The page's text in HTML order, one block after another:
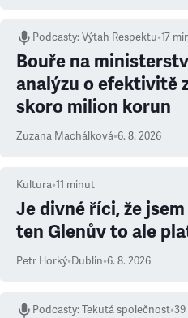
Podcasty:Výtah Respektu•17
Bouře na
analýzu o efektivitě
skoro milion korun
Zuzana Machálková•6. 8. 2026
Kultura•11 minut
Je divné říci, že
ten Glenův to ale
Petr Horký•Dublin•6. 8. 2026
Podcasty:Tekutá společnost•